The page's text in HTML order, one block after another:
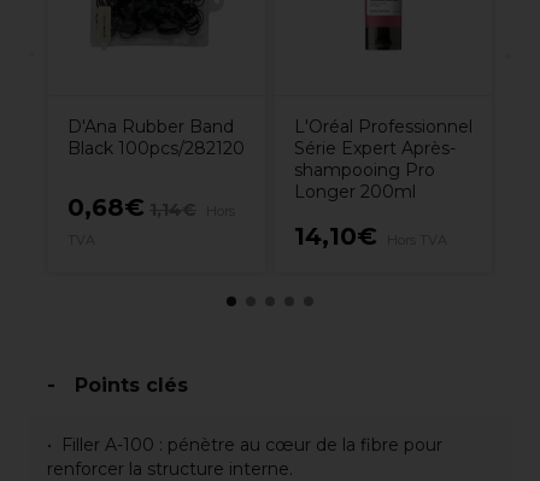
D'Ana Rubber Band
Black 100pcs/282120
0,68€
L'Oréal Professionnel
Série Expert Après-
shampooing Pro
Longer 200ml
14,10€
Points clés
Filler A-100 : pénètre au cœur de la fibre pour
renforcer la structure interne.